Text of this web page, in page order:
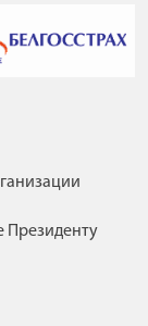
Президенту